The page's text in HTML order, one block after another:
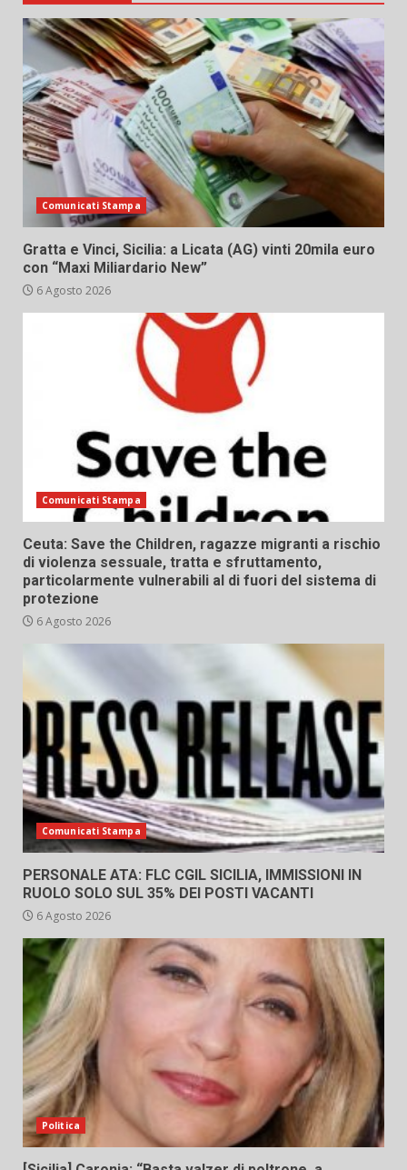
Comunicati Stampa
Gratta e Vinci, Sicilia: a Licata (AG) vinti 20mila euro
con “Maxi Miliardario New”
6 Agosto 2026
Comunicati Stampa
Ceuta: Save the Children, ragazze migranti a rischio
di violenza sessuale, tratta e sfruttamento,
particolarmente vulnerabili al di fuori del sistema di
protezione
6 Agosto 2026
Comunicati Stampa
PERSONALE ATA: FLC CGIL SICILIA, IMMISSIONI IN
RUOLO SOLO SUL 35% DEI POSTI VACANTI
6 Agosto 2026
Politica